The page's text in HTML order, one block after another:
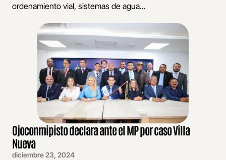
ordenamiento vial, sistemas de agua...
Ojoconmipisto declara ante el MP por caso Villa
Nueva
diciembre 23, 2024